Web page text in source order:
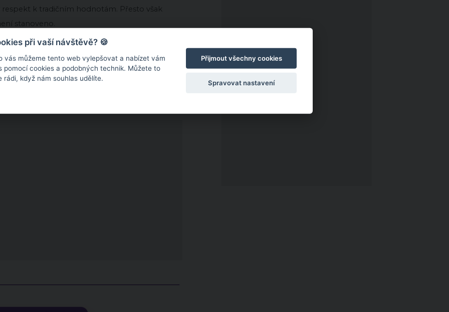
k tradičním hodnotám. Přesto však
stanoveno.
a láska,“řekla Dominika.
bychom teď museli řešit pod tlakem. Chceme, aby
při vaší návštěvě? 🍪
vás můžeme tento web vylepšovat a nabízet vám
pomocí cookies a podobných technik. Můžete to
rádi, když nám souhlas udělíte.
Přijmout všechny cookies
Spravovat nastavení